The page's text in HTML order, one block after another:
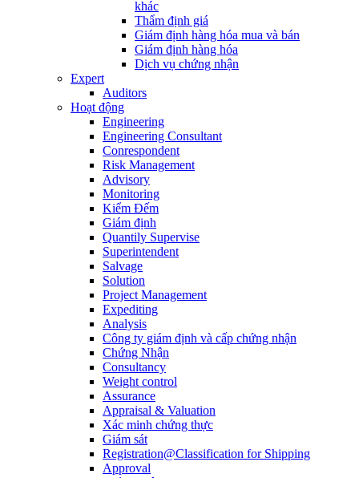
khác
Thẩm định giá
Giám định hàng hóa mua và bán
Giám định hàng hóa
Dịch vụ chứng nhận
Expert
Auditors
Hoạt động
Engineering
Engineering Consultant
Conrespondent
Risk Management
Advisory
Monitoring
Kiểm Đếm
Giám định
Quantily Supervise
Superintendent
Salvage
Solution
Project Management
Expediting
Analysis
Công ty giám định và cấp chứng nhận
Chứng Nhận
Consultancy
Weight control
Assurance
Appraisal & Valuation
Xác minh chứng thực
Giám sát
Registration@Classification for Shipping
Approval